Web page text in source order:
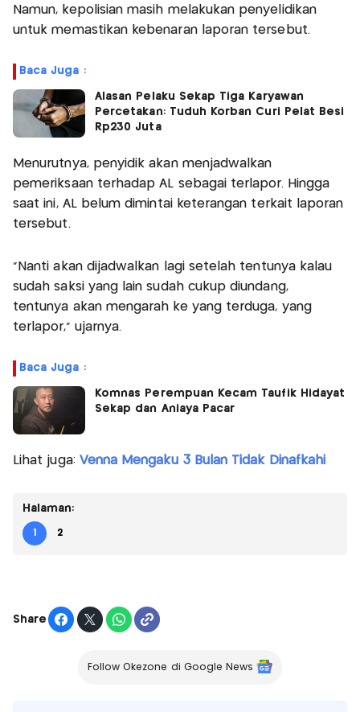
Namun, kepolisian masih melakukan penyelidikan
untuk memastikan kebenaran laporan tersebut.
Baca Juga :
Alasan Pelaku Sekap Tiga Karyawan
Percetakan: Tuduh Korban Curi Pelat Besi
Rp230 Juta
Menurutnya, penyidik akan menjadwalkan
pemeriksaan terhadap AL sebagai terlapor. Hingga
saat ini, AL belum dimintai keterangan terkait laporan
tersebut.
"Nanti akan dijadwalkan lagi setelah tentunya kalau
sudah saksi yang lain sudah cukup diundang,
tentunya akan mengarah ke yang terduga, yang
terlapor," ujarnya.
Baca Juga :
Komnas Perempuan Kecam Taufik Hidayat
Sekap dan Aniaya Pacar
Lihat juga: Venna Mengaku 3 Bulan Tidak Dinafkahi
Halaman:
1 2
Share
Follow Okezone di Google News